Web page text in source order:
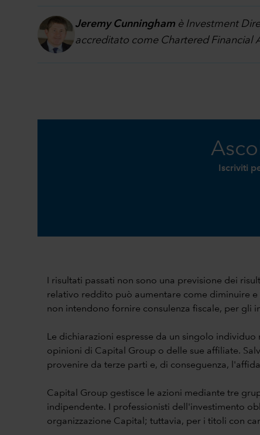
Jeremy Cunningham è Investment
accreditato come Chartered Financial
Iscriviti
I risultati passati non sono una previsione dei
relativo reddito può aumentare come diminuire
non intendono fornire consulenza fiscale, per gli
Le dichiarazioni espresse da un singolo
opinioni di Capital Group o delle sue affiliate.
provenire da terze parti e, di conseguenza,
Capital Group gestisce le azioni mediante tre
indipendente. I professionisti dell'investimento
organizzazione Capital; tuttavia, per i titoli con